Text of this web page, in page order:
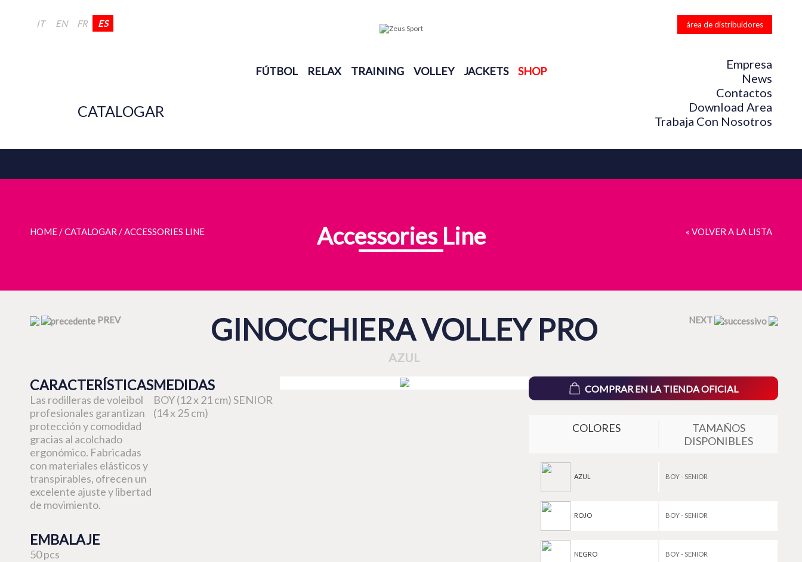
FÚTBOL RELAX TRAINING VOLLEY JACKETS SHOP
IT EN FR ES área de distribuidores
CATALOGAR
Empresa
News
Contactos
Download Area
Trabaja Con Nosotros
HOME / CATALOGAR / ACCESSORIES LINE Accessories Line « VOLVER A LA LISTA
PREV GINOCCHIERA VOLLEY PRO
AZUL
NEXT
CARACTERÍSTICAS
Las rodilleras de voleibol
profesionales garantizan
protección y comodidad
gracias al acolchado
ergonómico. Fabricadas
con materiales elásticos y
transpirables, ofrecen un
excelente ajuste y libertad
de movimiento.
MEDIDAS
BOY (12 x 21 cm) SENIOR
(14 x 25 cm)
EMBALAJE
50 pcs
COMPRAR EN LA TIENDA OFICIAL
COLORES
TAMAÑOS
DISPONIBLES
AZUL BOY - SENIOR
ROJO BOY - SENIOR
NEGRO BOY - SENIOR